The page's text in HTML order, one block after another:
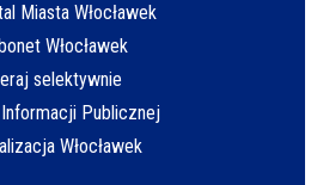
Miasta Włocławek
Włocławek
selektywnie
Informacji Publicznej
Włocławek